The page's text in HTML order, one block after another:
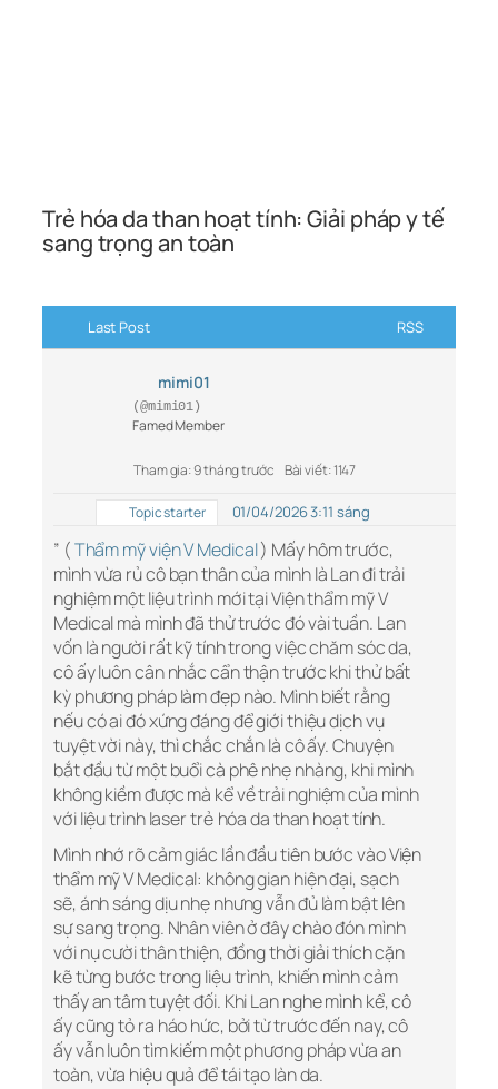
Trẻ hóa da than hoạt tính: Giải pháp y tế
sang trọng an toàn
Last Post RSS
mimi01
(@mimi01)
Famed Member
Tham gia: 9 tháng trước Bài viết: 1147
Topic starter 01/04/2026 3:11 sáng
” (Thẩm mỹ viện V Medical) Mấy hôm trước,
mình vừa rủ cô bạn thân của mình là Lan đi trải
nghiệm một liệu trình mới tại Viện thẩm mỹ V
Medical mà mình đã thử trước đó vài tuần. Lan
vốn là người rất kỹ tính trong việc chăm sóc da,
cô ấy luôn cân nhắc cẩn thận trước khi thử bất
kỳ phương pháp làm đẹp nào. Mình biết rằng
nếu có ai đó xứng đáng để giới thiệu dịch vụ
tuyệt vời này, thì chắc chắn là cô ấy. Chuyện
bắt đầu từ một buổi cà phê nhẹ nhàng, khi mình
không kiềm được mà kể về trải nghiệm của mình
với liệu trình laser trẻ hóa da than hoạt tính.
Mình nhớ rõ cảm giác lần đầu tiên bước vào Viện
thẩm mỹ V Medical: không gian hiện đại, sạch
sẽ, ánh sáng dịu nhẹ nhưng vẫn đủ làm bật lên
sự sang trọng. Nhân viên ở đây chào đón mình
với nụ cười thân thiện, đồng thời giải thích cặn
kẽ từng bước trong liệu trình, khiến mình cảm
thấy an tâm tuyệt đối. Khi Lan nghe mình kể, cô
ấy cũng tỏ ra háo hức, bởi từ trước đến nay, cô
ấy vẫn luôn tìm kiếm một phương pháp vừa an
toàn, vừa hiệu quả để tái tạo làn da.